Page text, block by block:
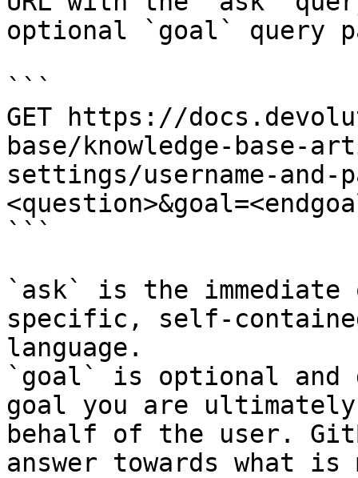
optional `goal` query
```
GET https://
base/knowledge-base-
settings/username-and-
```
`ask` is the
specific, self-
language.
`goal` is optional and
goal you are
behalf of the user.
answer towards what